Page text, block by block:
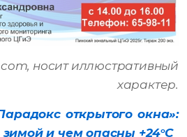
носит иллюстративный
характер.
открытого окна»:
и чем опасны +24°C